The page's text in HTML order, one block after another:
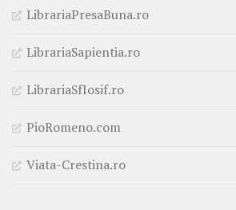
LibrariaPresaBuna.ro
LibrariaSapientia.ro
LibrariaSfIosif.ro
PioRomeno.com
Viata-Crestina.ro